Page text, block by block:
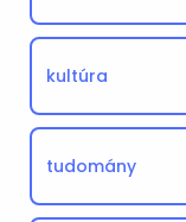
kultúra
tudomány